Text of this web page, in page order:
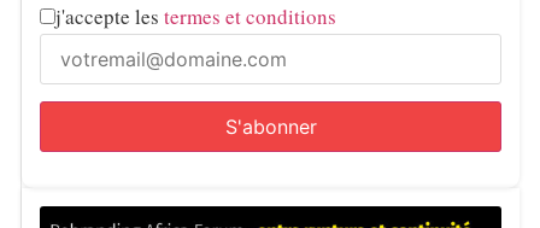
j'accepte les termes et conditions